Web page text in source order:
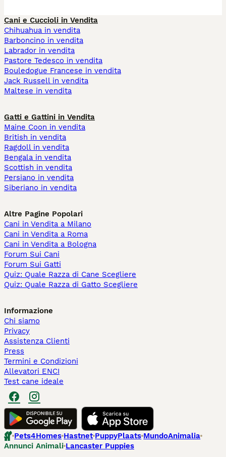
Cani e Cuccioli in Vendita
Chihuahua in vendita
Barboncino in vendita
Labrador in vendita
Pastore Tedesco in vendita
Bouledogue Francese in vendita
Jack Russell in vendita
Maltese in vendita
Gatti e Gattini in Vendita
Maine Coon in vendita
British in vendita
Ragdoll in vendita
Bengala in vendita
Scottish in vendita
Persiano in vendita
Siberiano in vendita
Altre Pagine Popolari
Cani in Vendita a Milano
Cani in Vendita a Roma
Cani in Vendita a Bologna
Forum Sui Cani
Forum Sui Gatti
Quiz: Quale Razza di Cane Scegliere
Quiz: Quale Razza di Gatto Scegliere
Informazione
Chi siamo
Privacy
Assistenza Clienti
Press
Termini e Condizioni
Allevatori ENCI
Test cane ideale
Pets4Homes Hastnet PuppyPlaats MundoAnimalia
Annunci Animali Lancaster Puppies